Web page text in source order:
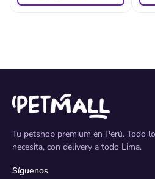
Tu petshop premium en Perú. Todo
necesita, con delivery a todo Lima.
Síguenos